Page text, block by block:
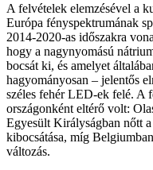
A felvételek elemzésével a
Európa fényspektrumának
2014-2020-as időszakra
hogy a nagynyomású
bocsát ki, és amelyet
hagyományosan – jelentős
széles fehér LED-ek felé. A
országonként eltérő volt:
Egyesült Királyságban nőtt
kibocsátása, míg
változás.